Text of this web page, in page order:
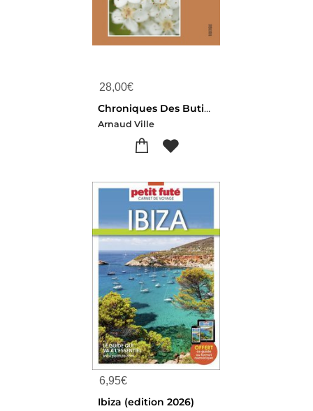
28,00€
Chroniques Des Butineurs Du Jardin
Arnaud Ville
6,95€
Ibiza (edition 2026)